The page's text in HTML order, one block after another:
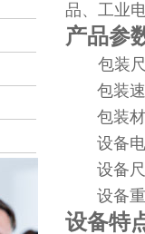
品、工业
产品参
包装
包装速
包装材
设备电
设备尺
设备重
设备特